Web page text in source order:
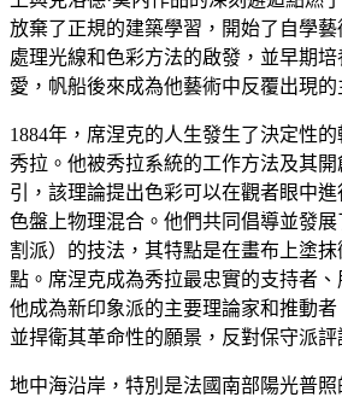
放棄了正規的建築學習，開始了自學
處理光線和色彩方法的啟發，並早期
愛，帆船後來成為他藝術中反覆出現的
1884年，席涅克的人生發生了決定性
秀拉。他被秀拉系統的工作方法及其
引，該理論提出色彩可以在觀者眼中
色盤上物理混合。他們共同倡導並發
割派）的技法，其特點是在畫布上塗
點。席涅克成為秀拉最忠實的支持者、
他成為新印象派的主要理論家和推動者
並捍衛其革命性的願景，反對保守派評
地中海沿岸，特別是法國南部陽光普